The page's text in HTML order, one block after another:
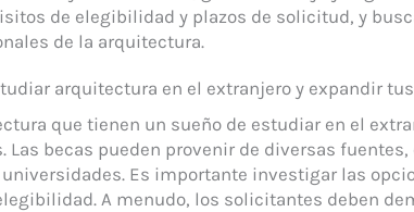
de elegibilidad y plazos de solicitud, y
de la arquitectura.
arquitectura en el extranjero y expandir
que tienen un sueño de estudiar en el
Las becas pueden provenir de diversas
Es importante investigar las
A menudo, los solicitantes deben